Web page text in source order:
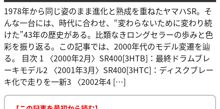
1978年から同じ姿のまま進化と熟成を重ねたヤマハSR。そ
んな一台には、時代に合わせ、“変わらないために変わり続
けた”43年の歴史がある。比類なきロングセラーの歩みと色
彩を振り返る。この記事では、2000年代のモデル変遷を辿
る。 目次 1 〈2000年2月〉SR400[3HTB]：最終ドラムブレ
ーキモデル2 〈2001年3月〉SR400[3HTC]：ディスクブレー
キ化で走りを一新3 〈2002年4 […]